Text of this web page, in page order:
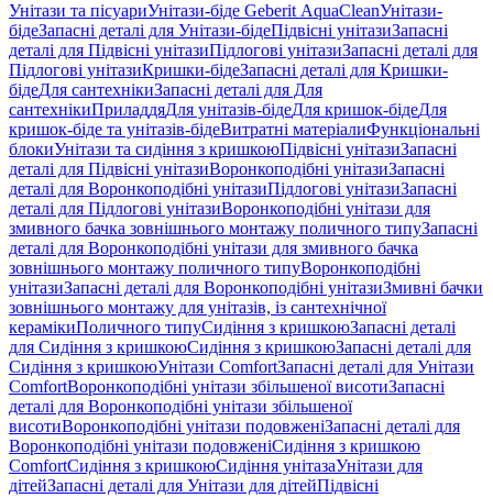
Унітази та пісуариУнітази-біде Geberit AquaCleanУнітази-
бідеЗапасні деталі для Унітази-бідеПідвісні унітазиЗапасні
деталі для Підвісні унітазиПідлогові унітазиЗапасні деталі для
Підлогові унітазиКришки-бідеЗапасні деталі для Кришки-
бідеДля сантехнікиЗапасні деталі для Для
сантехнікиПриладдяДля унітазів-бідеДля кришок-бідеДля
кришок-біде та унітазів-бідеВитратні матеріалиФункціональні
блокиУнітази та сидіння з кришкоюПідвісні унітазиЗапасні
деталі для Підвісні унітазиВоронкоподібні унітазиЗапасні
деталі для Воронкоподібні унітазиПідлогові унітазиЗапасні
деталі для Підлогові унітазиВоронкоподібні унітази для
змивного бачка зовнішнього монтажу поличного типуЗапасні
деталі для Воронкоподібні унітази для змивного бачка
зовнішнього монтажу поличного типуВоронкоподібні
унітазиЗапасні деталі для Воронкоподібні унітазиЗмивні бачки
зовнішнього монтажу для унітазів, із сантехнічної
керамікиПоличного типуСидіння з кришкоюЗапасні деталі
для Сидіння з кришкоюСидіння з кришкоюЗапасні деталі для
Сидіння з кришкоюУнітази ComfortЗапасні деталі для Унітази
ComfortВоронкоподібні унітази збільшеної висотиЗапасні
деталі для Воронкоподібні унітази збільшеної
висотиВоронкоподібні унітази подовженіЗапасні деталі для
Воронкоподібні унітази подовженіСидіння з кришкою
ComfortСидіння з кришкоюСидіння унітазаУнітази для
дітейЗапасні деталі для Унітази для дітейПідвісні